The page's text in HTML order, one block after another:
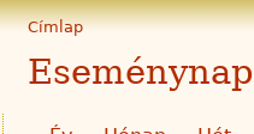
Címlap